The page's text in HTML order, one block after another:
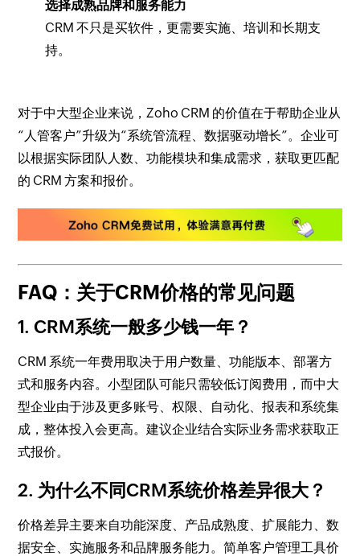
选择成熟品牌和服务能力
CRM 不只是买软件，更需要实施、培训和长期支
持。
对于中大型企业来说，Zoho CRM 的价值在于帮助企业从
“人管客户”升级为“系统管流程、数据驱动增长”。企业可
以根据实际团队人数、功能模块和集成需求，获取更匹配
的 CRM 方案和报价。
FAQ：关于CRM价格的常见问题
1. CRM系统一般多少钱一年？
CRM 系统一年费用取决于用户数量、功能版本、部署方
式和服务内容。小型团队可能只需较低订阅费用，而中大
型企业由于涉及更多账号、权限、自动化、报表和系统集
成，整体投入会更高。建议企业结合实际业务需求获取正
式报价。
2. 为什么不同CRM系统价格差异很大？
价格差异主要来自功能深度、产品成熟度、扩展能力、数
据安全、实施服务和品牌服务能力。简单客户管理工具价